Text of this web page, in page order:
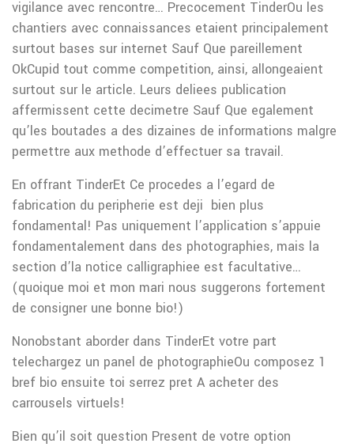
vigilance avec rencontre… Precocement TinderOu les
chantiers avec connaissances etaient principalement
surtout bases sur internet Sauf Que pareillement
OkCupid tout comme competition, ainsi, allongeaient
surtout sur le article. Leurs deliees publication
affermissent cette decimetre Sauf Que egalement
qu’les boutades a des dizaines de informations malgre
permettre aux methode d’effectuer sa travail.
En offrant TinderEt Ce procedes a l’egard de
fabrication du peripherie est deji bien plus
fondamental! Pas uniquement l’application s’appuie
fondamentalement dans des photographies, mais la
section d’la notice calligraphiee est facultative…
(quoique moi et mon mari nous suggerons fortement
de consigner une bonne bio!)
Nonobstant aborder dans TinderEt votre part
telechargez un panel de photographieOu composez 1
bref bio ensuite toi serrez pret A acheter des
carrousels virtuels!
Bien qu’il soit question Present de votre option